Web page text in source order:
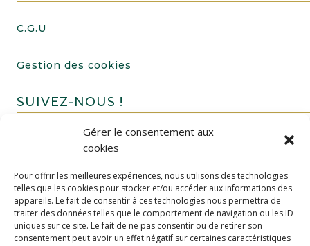
Gérer le consentement aux
cookies
Pour offrir les meilleures expériences, nous utilisons des technologies
telles que les cookies pour stocker et/ou accéder aux informations des
appareils. Le fait de consentir à ces technologies nous permettra de
traiter des données telles que le comportement de navigation ou les ID
uniques sur ce site. Le fait de ne pas consentir ou de retirer son
consentement peut avoir un effet négatif sur certaines caractéristiques
C.G.U
Gestion des cookies
SUIVEZ-NOUS !
FAIRE UN DON